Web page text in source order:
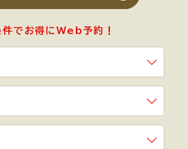
件でお得にWeb予約！